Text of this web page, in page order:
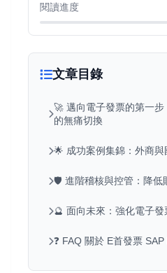
文章目錄
🚀 邁向電子發票的第一
的無痛切換
🌟 成功案例集錦：外商
🛡️ 進階稽核與控管：降低
🔮 面向未來：強化電子發
❓ FAQ 關於 E首發票
閱讀進度